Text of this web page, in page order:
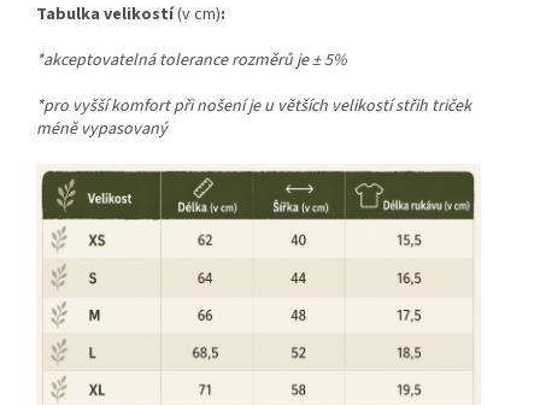
Tabulka velikostí(v cm):
*akceptovatelná tolerance rozměrů je±5%
*pro vyšší komfort při nošení je u větších velikostí střih triček
méně vypasovaný